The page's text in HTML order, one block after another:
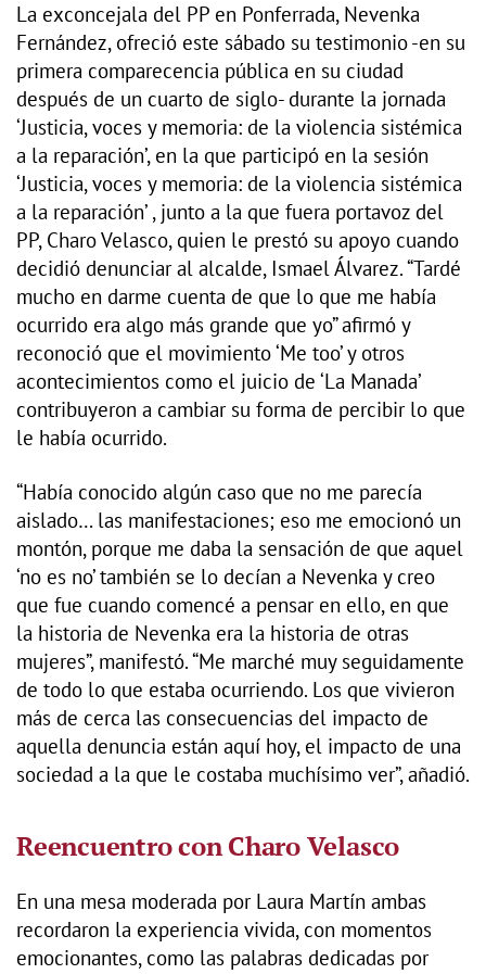
La exconcejala del PP en Ponferrada, Nevenka
Fernández, ofreció este sábado su testimonio -en su
primera comparecencia pública en su ciudad
después de un cuarto de siglo- durante la jornada
‘Justicia, voces y memoria: de la violencia sistémica
a la reparación’, en la que participó en la sesión
‘Justicia, voces y memoria: de la violencia sistémica
a la reparación’ , junto a la que fuera portavoz del
PP, Charo Velasco, quien le prestó su apoyo cuando
decidió denunciar al alcalde, Ismael Álvarez. “Tardé
mucho en darme cuenta de que lo que me había
ocurrido era algo más grande que yo” afirmó y
reconoció que el movimiento ‘Me too’ y otros
acontecimientos como el juicio de ‘La Manada’
contribuyeron a cambiar su forma de percibir lo que
le había ocurrido.
“Había conocido algún caso que no me parecía
aislado… las manifestaciones; eso me emocionó un
montón, porque me daba la sensación de que aquel
‘no es no’ también se lo decían a Nevenka y creo
que fue cuando comencé a pensar en ello, en que
la historia de Nevenka era la historia de otras
mujeres”, manifestó. “Me marché muy seguidamente
de todo lo que estaba ocurriendo. Los que vivieron
más de cerca las consecuencias del impacto de
aquella denuncia están aquí hoy, el impacto de una
sociedad a la que le costaba muchísimo ver”, añadió.
Reencuentro con Charo Velasco
En una mesa moderada por Laura Martín ambas
recordaron la experiencia vivida, con momentos
emocionantes, como las palabras dedicadas por